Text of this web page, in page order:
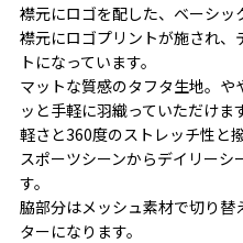
襟元にロゴを配した、ベーシッ
襟元にロゴプリントが施され、
トになっています。
マットな質感のタフタ生地。
ッと手軽に羽織っていただけま
軽さと360度のストレッチ性と
スポーツシーンからデイリーシ
す。
脇部分はメッシュ素材で切り替
ターになります。